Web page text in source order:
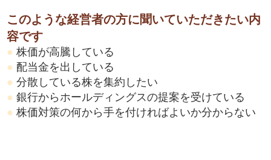
このような経営者の方に聞いていただきたい内
容です
● 株価が高騰している
● 配当金を出している
● 分散している株を集約したい
● 銀行からホールディングスの提案を受けている
● 株価対策の何から手を付ければよいか分からない